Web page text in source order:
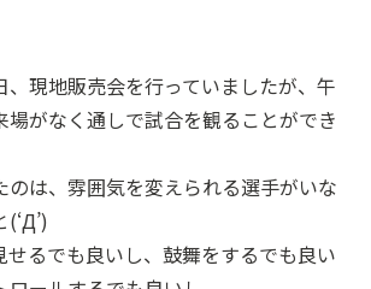
、現地販売会を行っていましたが、午
場がなく通しで試合を観ることができ
のは、雰囲気を変えられる選手がいな
せるでも良いし、鼓舞をするでも良い